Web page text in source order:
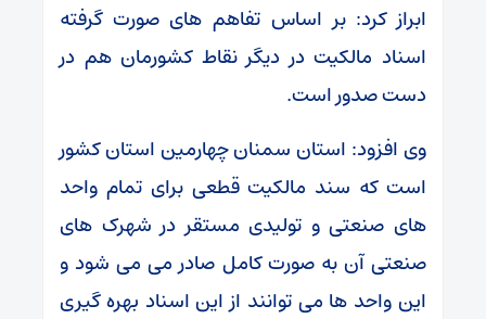
ابراز کرد: بر اساس تفاهم های صورت گرفته
اسناد مالکیت در دیگر نقاط کشورمان هم در
دست صدور است.
وی افزود: استان سمنان چهارمین استان کشور
است که سند مالکیت قطعی برای تمام واحد
های صنعتی و تولیدی مستقر در شهرک های
صنعتی آن به صورت کامل صادر می می شود و
این واحد ها می توانند از این اسناد بهره گیری